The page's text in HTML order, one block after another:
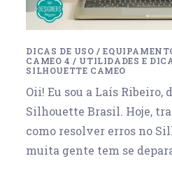
DICAS DE USO /
CAMEO 4 / UTILIDADES E
SILHOUETTE CAMEO
Oii! Eu sou a Laís Ribeiro,
Silhouette Brasil. Hoje,
como resolver erros no
muita gente tem se